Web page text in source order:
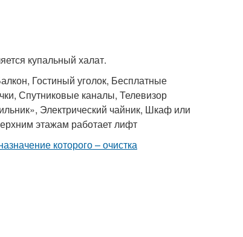
купальный халат.
Гостиный уголок, Бесплатные
Спутниковые каналы, Телевизор
Электрический чайник, Шкаф или
этажам работает лифт
которого – очистка